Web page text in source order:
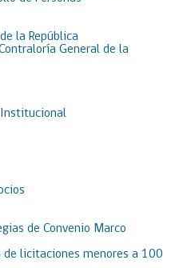
la República
General de la
de Convenio Marco
de licitaciones menores a 100